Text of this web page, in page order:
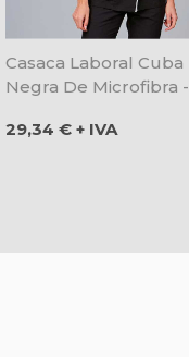
Casaca Laboral Cuba
Negra De Microfibra -
Precio
29,34 € + IVA